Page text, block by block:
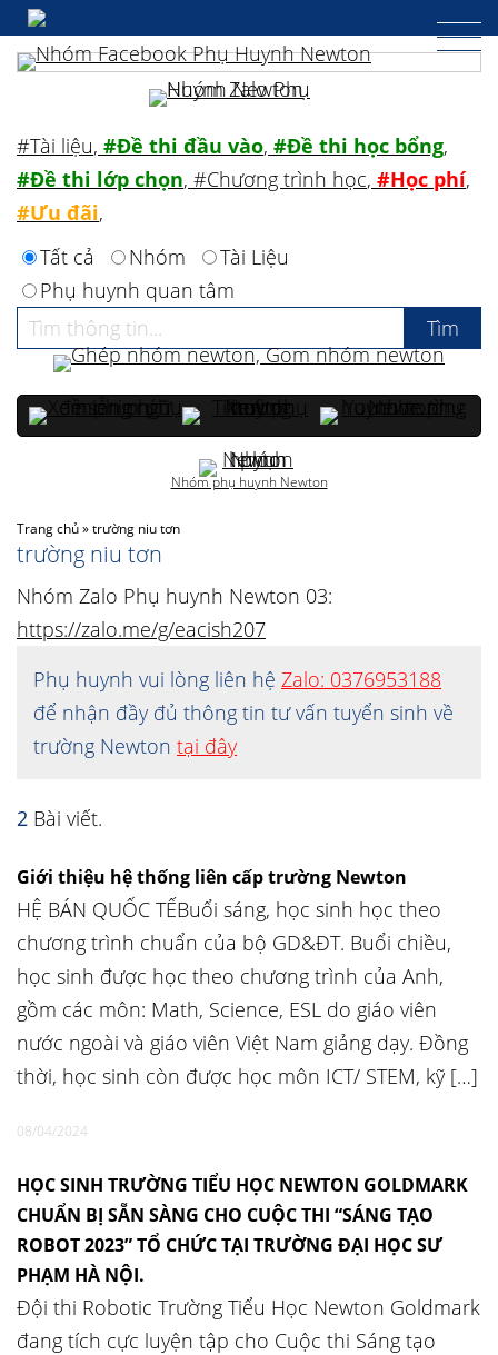
Trang chủ»trường niu tơn
trường niu tơn
Nhóm Zalo Phụ huynh Newton 03:
https://zalo.me/g/eacish207
Phụ huynh vui lòng liên hệ Zalo: 0376953188
để nhận đầy đủ thông tin tư vấn tuyển sinh về
trường Newton tại đây
2 Bài viết.
Giới thiệu hệ thống liên cấp trường Newton
HỆ BÁN QUỐC TẾBuổi sáng, học sinh học theo
chương trình chuẩn của bộ GD&ĐT. Buổi chiều,
học sinh được học theo chương trình của Anh,
gồm các môn: Math, Science, ESL do giáo viên
nước ngoài và giáo viên Việt Nam giảng dạy. Đồng
thời, học sinh còn được học môn ICT/ STEM, kỹ […]
08/04/2024
HỌC SINH TRƯỜNG TIỂU HỌC NEWTON GOLDMARK
CHUẨN BỊ SẴN SÀNG CHO CUỘC THI “SÁNG TẠO
ROBOT 2023” TỔ CHỨC TẠI TRƯỜNG ĐẠI HỌC SƯ
PHẠM HÀ NỘI.
Đội thi Robotic Trường Tiểu Học Newton Goldmark
đang tích cực luyện tập cho Cuộc thi Sáng tạo
#Tài liệu, #Đề thi đầu vào, #Đề thi học bổng,
#Đề thi lớp chọn, #Chương trình học, #Học phí,
#Ưu đãi,
Tất cả
Nhóm
Tài Liệu
Phụ huynh quan tâm
Nhóm phụ huynh Newton